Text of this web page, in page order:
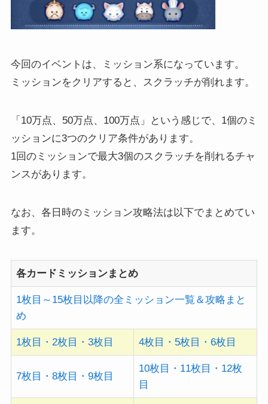
今回のイベントは、ミッション系になっています。
ミッションをクリアすると、スクラッチが削れます。
「10万点、50万点、100万点」という感じで、1個のミ
ッションに3つのクリア条件があります。
1回のミッションで最大3個のスクラッチを削れるチャ
ンスがあります。
なお、各日時のミッション攻略法は以下でまとめてい
ます。
各カードミッションまとめ
1枚目～15枚目以降の全ミッション一覧＆攻略まと
め
1枚目・2枚目・3枚目 4枚目・5枚目・6枚目
7枚目・8枚目・9枚目
10枚目・11枚目・12枚
目